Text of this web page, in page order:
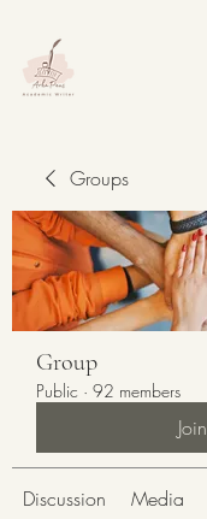
Groups
Group
Public · 92 members
Join
Discussion Media